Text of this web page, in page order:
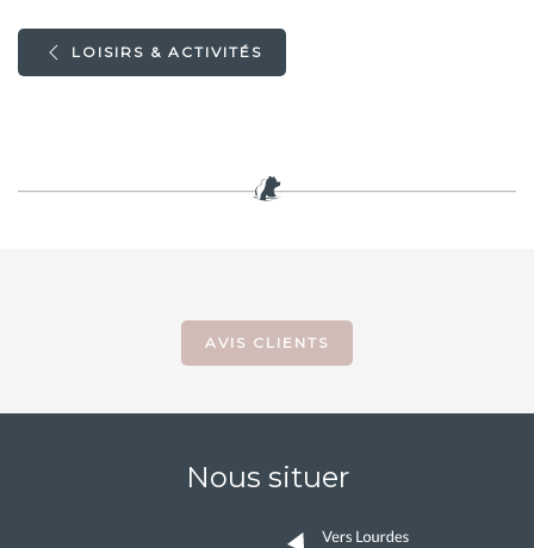
LOISIRS & ACTIVITÉS
AVIS CLIENTS
Nous situer